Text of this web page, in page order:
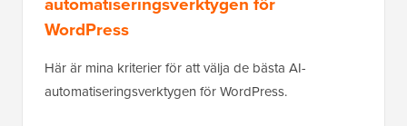
WordPress
Här är mina kriterier för att välja de bästa AI-
automatiseringsverktygen för WordPress.